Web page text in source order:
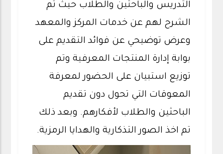
التدريس والباحثين والطلاب حيث تم
الشرح لهم عن خدمات المركز والمعهد
وعرض توضيحي عن فوائد التقديم على
بوابة إدارة المنتجات المعرفية وتم
توزيع استبيان على الحضور لمعرفة
المعوقات التي تحول دون تقديم
الباحثين والطلاب لأفكارهم. وبعد ذلك
تم اخذ الصور التذكارية والهدايا الرمزية.